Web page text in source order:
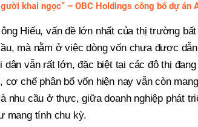
khai ngọc” – OBC Holdings công bố dự án
Hiếu, vấn đề lớn nhất của thị trường
mà nằm ở việc dòng vốn chưa được
dân vẫn rất lớn, đặc biệt tại các đô thị
cơ chế phân bổ vốn hiện nay vẫn còn
nhu cầu ở thực, giữa doanh nghiệp phát
mang tính chu kỳ.